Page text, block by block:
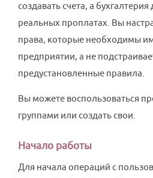
создавать счета, а
реальных проплатах. Вы
права, которые необходимы
предприятии, а не
предустановленные правила.
Вы можете воспользоваться
группами или создать свои.
Начало работы
Для начала операций с